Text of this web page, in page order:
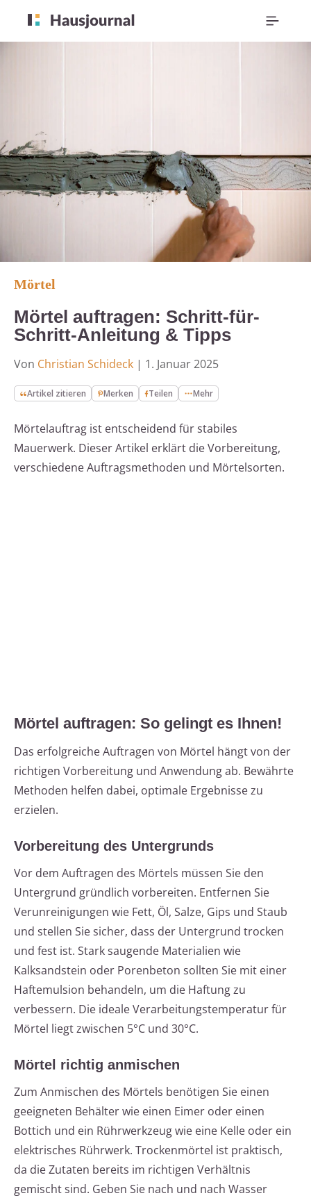
Mörtel
Mörtel auftragen: Schritt-für-
Schritt-Anleitung & Tipps
Von Christian Schideck | 1. Januar 2025
Artikel zitieren Merken Teilen Mehr
Mörtelauftrag ist entscheidend für stabiles
Mauerwerk. Dieser Artikel erklärt die Vorbereitung,
verschiedene Auftragsmethoden und Mörtelsorten.
Mörtel auftragen: So gelingt es Ihnen!
Das erfolgreiche Auftragen von Mörtel hängt von der
richtigen Vorbereitung und Anwendung ab. Bewährte
Methoden helfen dabei, optimale Ergebnisse zu
erzielen.
Vorbereitung des Untergrunds
Vor dem Auftragen des Mörtels müssen Sie den
Untergrund gründlich vorbereiten. Entfernen Sie
Verunreinigungen wie Fett, Öl, Salze, Gips und Staub
und stellen Sie sicher, dass der Untergrund trocken
und fest ist. Stark saugende Materialien wie
Kalksandstein oder Porenbeton sollten Sie mit einer
Haftemulsion behandeln, um die Haftung zu
verbessern. Die ideale Verarbeitungstemperatur für
Mörtel liegt zwischen 5°C und 30°C.
Mörtel richtig anmischen
Zum Anmischen des Mörtels benötigen Sie einen
geeigneten Behälter wie einen Eimer oder einen
Bottich und ein Rührwerkzeug wie eine Kelle oder ein
elektrisches Rührwerk. Trockenmörtel ist praktisch,
da die Zutaten bereits im richtigen Verhältnis
gemischt sind. Geben Sie nach und nach Wasser